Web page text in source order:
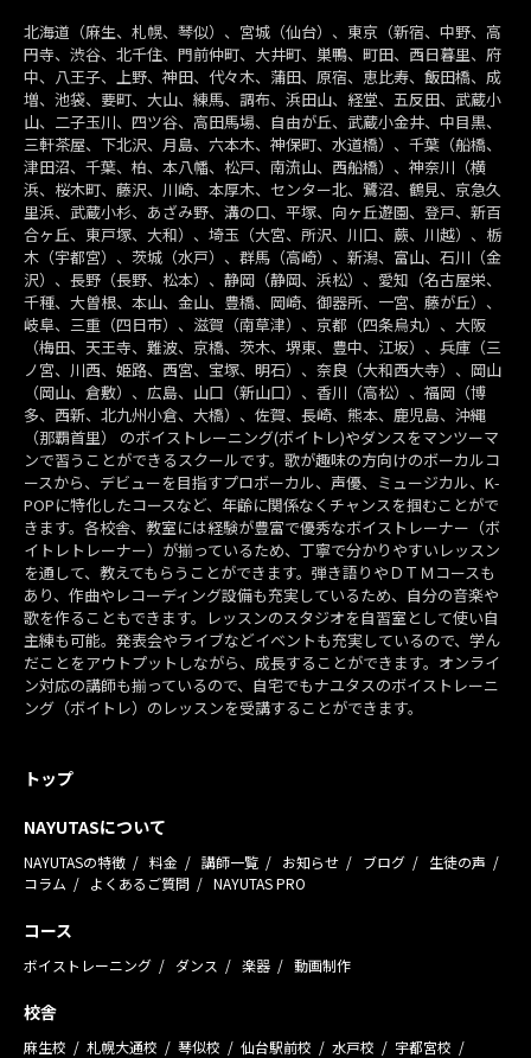
北海道（麻生、札幌、琴似）、宮城（仙台）、東京（新宿、中野、高
円寺、渋谷、北千住、門前仲町、大井町、巣鴨、町田、西日暮里、府
中、八王子、上野、神田、代々木、蒲田、原宿、恵比寿、飯田橋、成
増、池袋、要町、大山、練馬、調布、浜田山、経堂、五反田、武蔵小
山、二子玉川、四ツ谷、高田馬場、自由が丘、武蔵小金井、中目黒、
三軒茶屋、下北沢、月島、六本木、神保町、水道橋）、千葉（船橋、
津田沼、千葉、柏、本八幡、松戸、南流山、西船橋）、神奈川（横
浜、桜木町、藤沢、川崎、本厚木、センター北、鷺沼、鶴見、京急久
里浜、武蔵小杉、あざみ野、溝の口、平塚、向ヶ丘遊園、登戸、新百
合ヶ丘、東戸塚、大和）、埼玉（大宮、所沢、川口、蕨、川越）、栃
木（宇都宮）、茨城（水戸）、群馬（高崎）、新潟、富山、石川（金
沢）、長野（長野、松本）、静岡（静岡、浜松）、愛知（名古屋栄、
千種、大曽根、本山、金山、豊橋、岡崎、御器所、一宮、藤が丘）、
岐阜、三重（四日市）、滋賀（南草津）、京都（四条烏丸）、大阪
（梅田、天王寺、難波、京橋、茨木、堺東、豊中、江坂）、兵庫（三
ノ宮、川西、姫路、西宮、宝塚、明石）、奈良（大和西大寺）、岡山
（岡山、倉敷）、広島、山口（新山口）、香川（高松）、福岡（博
多、西新、北九州小倉、大橋）、佐賀、長崎、熊本、鹿児島、沖縄
（那覇首里） のボイストレーニング(ボイトレ)やダンスをマンツーマ
ンで習うことができるスクールです。歌が趣味の方向けのボーカルコ
ースから、デビューを目指すプロボーカル、声優、ミュージカル、K-
POPに特化したコースなど、年齢に関係なくチャンスを掴むことがで
きます。各校舎、教室には経験が豊富で優秀なボイストレーナー（ボ
イトレトレーナー）が揃っているため、丁寧で分かりやすいレッスン
を通して、教えてもらうことができます。弾き語りやＤＴＭコースも
あり、作曲やレコーディング設備も充実しているため、自分の音楽や
歌を作ることもできます。レッスンのスタジオを自習室として使い自
主練も可能。発表会やライブなどイベントも充実しているので、学ん
だことをアウトプットしながら、成長することができます。オンライ
ン対応の講師も揃っているので、自宅でもナユタスのボイストレーニ
ング（ボイトレ）のレッスンを受講することができます。
トップ
NAYUTASについて
NAYUTASの特徴 料金 講師一覧 お知らせ ブログ
生徒の声
コラム
よくあるご質問 NAYUTAS PRO
コース
ボイストレーニング ダンス 楽器 動画制作
校舎
麻生校 札幌大通校 琴似校 仙台駅前校 水戸校
宇都宮校